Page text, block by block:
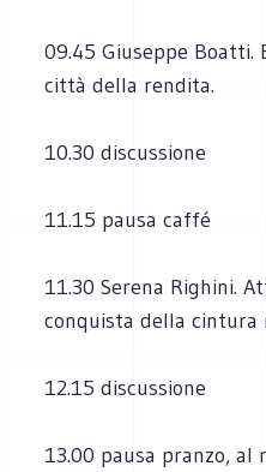
09.45 Giuseppe Boatti.
città della rendita.
10.30 discussione
11.15 pausa caffé
11.30 Serena Righini.
conquista della cintura
12.15 discussione
13.00 pausa pranzo, al